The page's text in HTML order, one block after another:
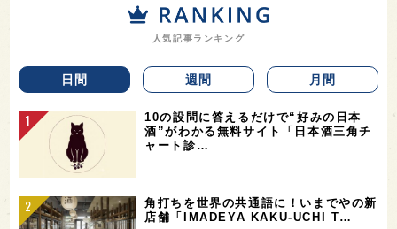
人気記事ランキング
日間 週間 月間
10の設問に答えるだけで“好みの日本
酒”がわかる無料サイト「日本酒三角チ
ャート診…
角打ちを世界の共通語に！いまでやの新
店舗「IMADEYA KAKU-UCHI T…